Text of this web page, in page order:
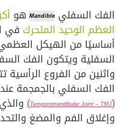
الفك السفلي Mandible هو
العظم الوحيد المتحرك في
أساسيًا من الهيكل
السفلية ويتكون الفك
واثنين من الفروع
الفك السفلي بالجمجمة عند
(
Temporomandibular Joint – TMJ
)
وإغلاق الفم والمضغ